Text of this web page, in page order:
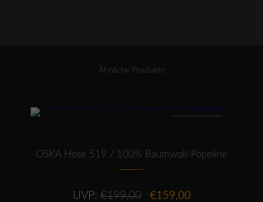
Ähnliche Produkte
Dieses Produkt weist mehrere Varianten auf. Die Optionen können auf der Produktseite gewählt werden
OSKA Hose 519 / 100% Baumwoll-Popeline
UVP: €199,00
Ursprünglicher
€159,00Aktueller